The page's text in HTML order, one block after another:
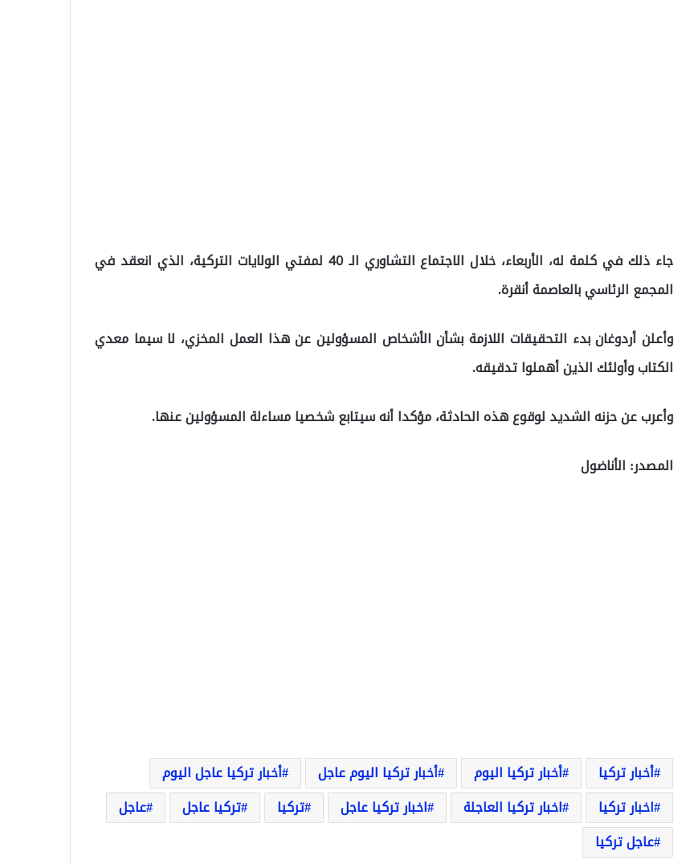
جاء ذلك في كلمة له، الأربعاء، خلال الاجتماع التشاوري الـ 40 لمفتي الولايات التركية، الذي انعقد في
المجمع الرئاسي بالعاصمة أنقرة.
وأعلن أردوغان بدء التحقيقات اللازمة بشأن الأشخاص المسؤولين عن هذا العمل المخزي، لا سيما معدي
الكتاب وأولئك الذين أهملوا تدقيقه.
وأعرب عن حزنه الشديد لوقوع هذه الحادثة، مؤكدا أنه سيتابع شخصيا مساءلة المسؤولين عنها.
المصدر: الأناضول
أخبار تركيا أخبار تركيا اليوم أخبار تركيا اليوم عاجل
أخبار تركيا عاجل اليوم
اخبار تركيا
اخبار تركيا العاجلة اخبار تركيا عاجل تركيا تركيا عاجل
عاجل
عاجل تركيا